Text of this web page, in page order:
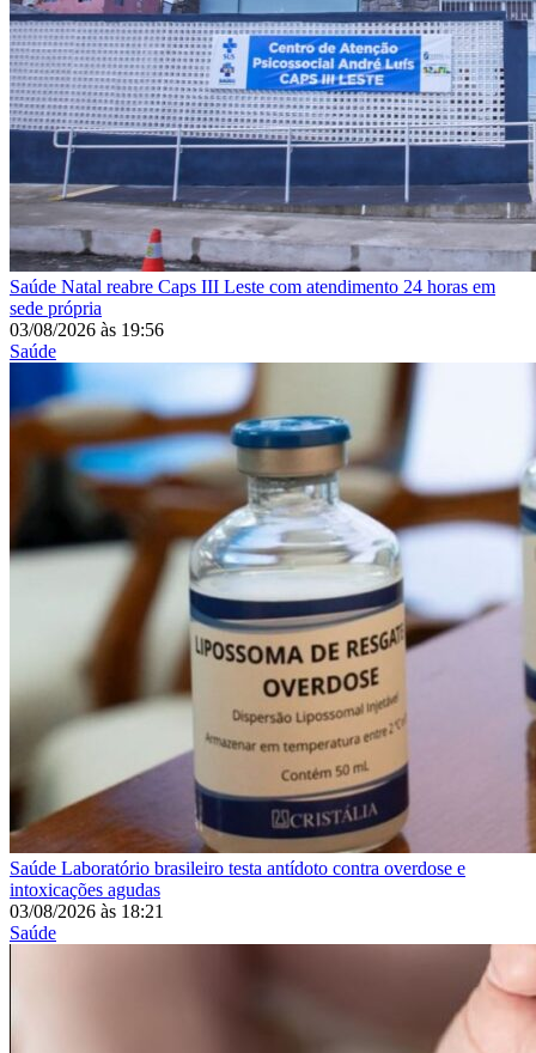
Saúde Natal reabre Caps III Leste com atendimento 24 horas em
sede própria
03/08/2026 às 19:56
Saúde
Saúde Laboratório brasileiro testa antídoto contra overdose e
intoxicações agudas
03/08/2026 às 18:21
Saúde